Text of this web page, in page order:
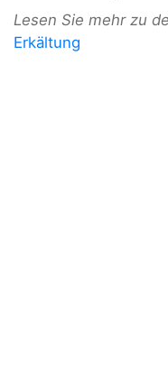
Lesen Sie mehr zu
Erkältung